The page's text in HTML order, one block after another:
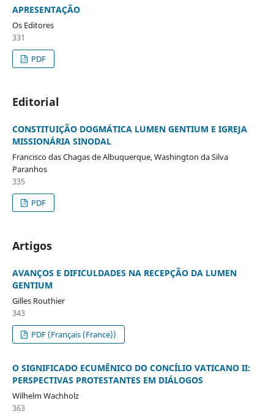
APRESENTAÇÃO
Os Editores
331
PDF
Editorial
CONSTITUIÇÃO DOGMÁTICA LUMEN GENTIUM E IGREJA
MISSIONÁRIA SINODAL
Francisco das Chagas de Albuquerque, Washington da Silva
Paranhos
335
PDF
Artigos
AVANÇOS E DIFICULDADES NA RECEPÇÃO DA LUMEN
GENTIUM
Gilles Routhier
343
PDF (Français (France))
O SIGNIFICADO ECUMÊNICO DO CONCÍLIO VATICANO II:
PERSPECTIVAS PROTESTANTES EM DIÁLOGOS
Wilhelm Wachholz
363